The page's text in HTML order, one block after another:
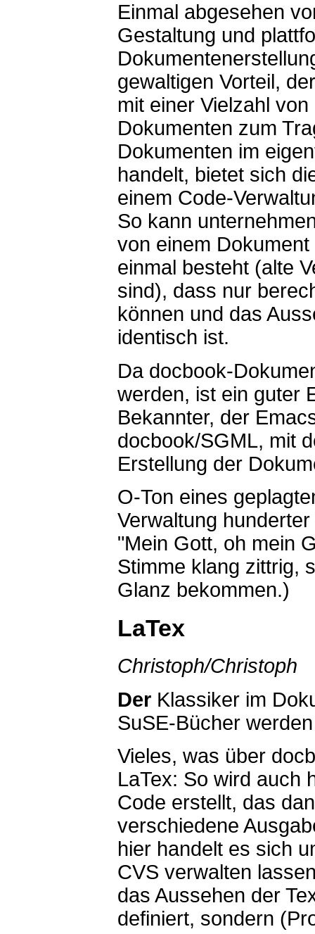
Einmal abgesehen
Gestaltung und
gewaltigen Vorteil,
mit einer Vielzahl
Dokumenten zum
Dokumenten im
handelt, bietet sich
einem Code-
So kann
von einem
einmal besteht (alte
sind), dass nur
können und das
identisch ist.
Da docbook-
werden, ist ein guter
Bekannter, der
docbook/SGML, mit
Erstellung der
O-Ton eines
Verwaltung
"Mein Gott, oh mein
Stimme klang zittrig,
Glanz bekommen.)
LaTex
Christoph/Christoph
Der Klassiker im
SuSE-Bücher
Vieles, was über
LaTex: So wird auch
Code erstellt, das
verschiedene
hier handelt es sich
CVS verwalten
das Aussehen der
definiert, sondern